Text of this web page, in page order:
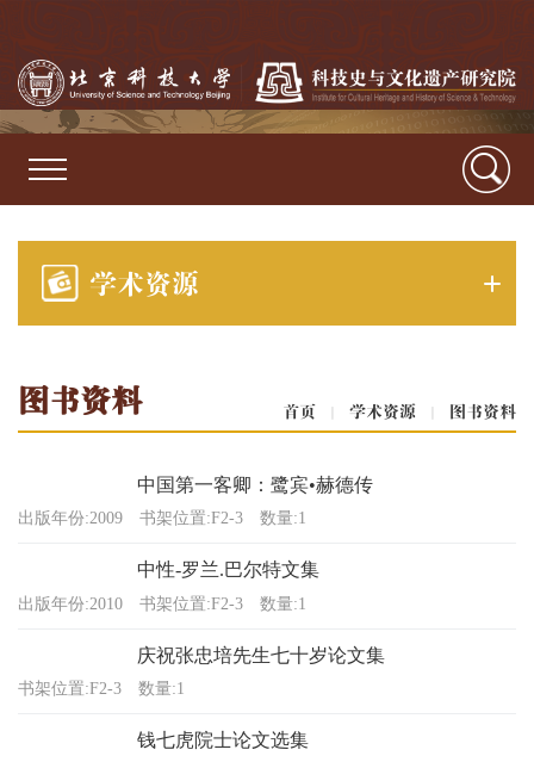
学术资源
首页 | 学术资源 | 图书资料
图书资料
中国第一客卿：鹭宾•赫德传
出版年份:2009 书架位置:F2-3 数量:1
中性-罗兰.巴尔特文集
出版年份:2010 书架位置:F2-3 数量:1
庆祝张忠培先生七十岁论文集
书架位置:F2-3 数量:1
钱七虎院士论文选集